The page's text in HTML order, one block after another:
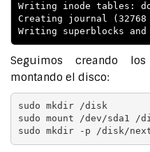
Writing inode tables:
Creating journal
Seguimos creando
montando el disco:
sudo mkdir /disk
sudo mount /dev/sda1 /
sudo mkdir -p /disk/